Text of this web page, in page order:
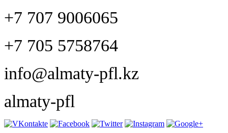
+7 707 9006065
+7 705 5758764
info@almaty-pfl.kz
almaty-pfl